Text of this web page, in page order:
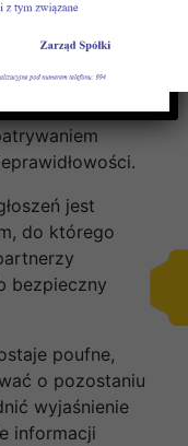
powołano
który
jest
do którego
bezpieczny
poufne,
o pozostaniu
wyjaśnienie
informacji